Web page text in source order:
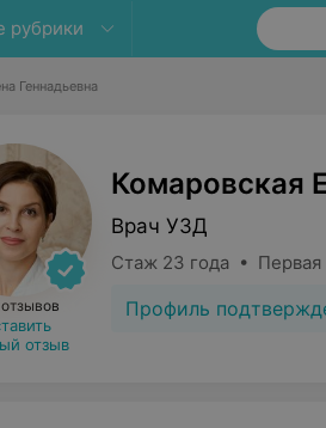
рубрики
Геннадьевна
отзыв
Комаровская
Врач УЗД
Стаж 23 года • Первая
Профиль